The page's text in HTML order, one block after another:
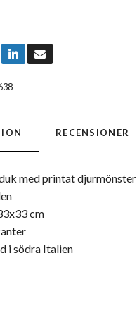
RECENSIONER
med printat djurmönster
cm
i södra Italien